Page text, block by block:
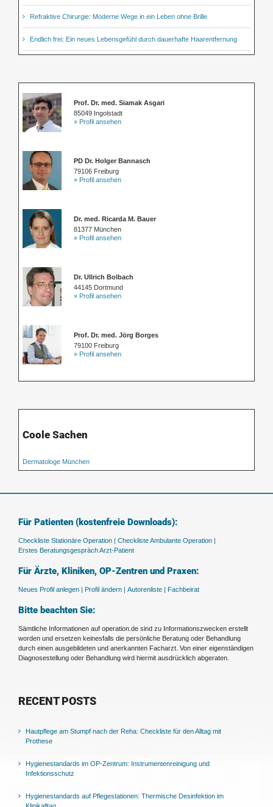
Refraktive Chirurgie: Moderne Wege in ein Leben ohne Brille
Endlich frei: Ein neues Lebensgefühl durch dauerhafte Haarentfernung
Prof. Dr. med. Siamak Asgari
85049 Ingolstadt
» Profil ansehen
PD Dr. Holger Bannasch
79106 Freiburg
» Profil ansehen
Dr. med. Ricarda M. Bauer
81377 München
» Profil ansehen
Dr. Ullrich Bolbach
44145 Dortmund
» Profil ansehen
Prof. Dr. med. Jörg Borges
79100 Freiburg
» Profil ansehen
Coole Sachen
Dermatologe München
Für Patienten (kostenfreie Downloads):
Checkliste Stationäre Operation | Checkliste Ambulante Operation |
Erstes Beratungsgespräch Arzt-Patient
Für Ärzte, Kliniken, OP-Zentren und Praxen:
Neues Profil anlegen | Profil ändern | Autorenliste | Fachbeirat
Bitte beachten Sie:
Sämtliche Informationen auf operation.de sind zu Informationszwecken erstellt
worden und ersetzen keinesfalls die persönliche Beratung oder Behandlung
durch einen ausgebildeten und anerkannten Facharzt. Von einer eigenständigen
Diagnosestellung oder Behandlung wird hiermit ausdrücklich abgeraten.
RECENT POSTS
Hautpflege am Stumpf nach der Reha: Checkliste für den Alltag mit
Prothese
Hygienestandards im OP-Zentrum: Instrumentenreinigung und
Infektionsschutz
Hygienestandards auf Pflegestationen: Thermische Desinfektion im